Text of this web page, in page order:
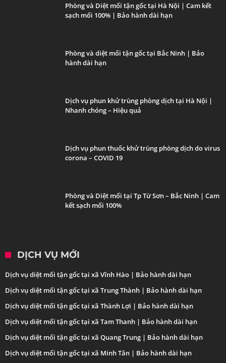
Phòng và Diệt mối tận gốc tại Hà Nội | Cam kết
sạch mối 100% | Bảo hành dài hạn
Phòng và diệt mối tận gốc tại Bắc Ninh | Bảo
hành dài hạn
Dịch vụ phun khử trùng phòng dịch tại Hà Nội |
Nhanh chóng – Hiệu quả
Dịch vụ phun thuốc khử trùng phòng dịch do virus
corona – COVID 19
Phòng và Diệt mối tại Tp Từ Sơn – Bắc Ninh | Cam
kết sạch mối 100%
DỊCH VỤ MỚI
Dịch vụ diệt mối tận gốc tại xã Vĩnh Hào | Bảo hành dài hạn
Dịch vụ diệt mối tận gốc tại xã Trung Thành | Bảo hành dài hạn
Dịch vụ diệt mối tận gốc tại xã Thành Lợi | Bảo hành dài hạn
Dịch vụ diệt mối tận gốc tại xã Tam Thanh | Bảo hành dài hạn
Dịch vụ diệt mối tận gốc tại xã Quang Trung | Bảo hành dài hạn
Dịch vụ diệt mối tận gốc tại xã Minh Tân | Bảo hành dài hạn